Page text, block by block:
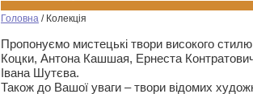
Головна / Колекція
Пропонуємо мистецькі твори високого
Коцки, Антона Кашшая, Ернеста
Івана Шутєва.
Також до Вашої уваги – твори відомих